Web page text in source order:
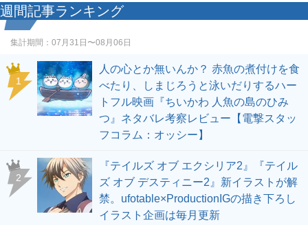
週間記事ランキング
集計期間： 07月31日〜08月06日
1
人の心とか無いんか？ 赤魚の煮付けを食
べたり、しまじろうと泳いだりするハー
トフル映画『ちいかわ 人魚の島のひみ
つ』ネタバレ考察レビュー【電撃スタッ
フコラム：オッシー】
2
『テイルズ オブ エクシリア2』『テイル
ズ オブ デスティニー2』新イラストが解
禁。ufotable×ProductionIGの描き下ろし
イラスト企画は毎月更新